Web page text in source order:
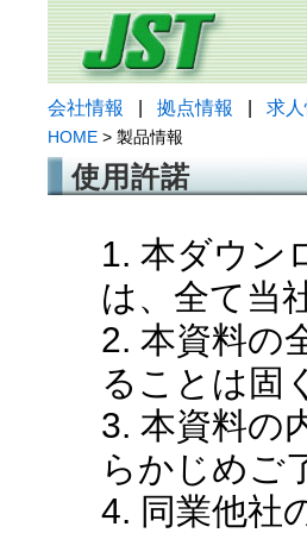
会社情報 拠点情報 求
HOME > 製品情報
使用許諾
1. 本ダウン
は、全て当
2. 本資料の
ることは固
3. 本資料の
らかじめご
4. 同業他社